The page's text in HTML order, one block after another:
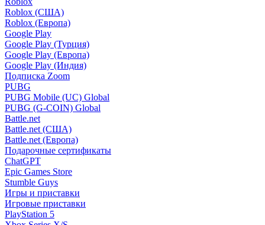
Roblox (США)
Roblox (Европа)
Google Play
Google Play (Турция)
Google Play (Европа)
Google Play (Индия)
Подписка Zoom
PUBG
PUBG Mobile (UC) Global
PUBG (G-COIN) Global
Battle.net
Battle.net (США)
Battle.net (Европа)
Подарочные сертификаты
ChatGPT
Epic Games Store
Stumble Guys
Игры и приставки
Игровые приставки
PlayStation 5